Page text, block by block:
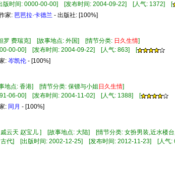
版时间: 0000-00-00] [发布时间: 2004-09-22] [人气: 1372] [
家: 芭芭拉·卡德兰 - 出版社: [100%]
罗 费瑞克] [故事地点: 外国] [情节分类: 日久生情]
00-00] [发布时间: 2004-09-22] [人气: 863] [
: 岑凯伦 - [100%]
地点: 香港] [情节分类: 保镖与小姐 日久生情]
06-00] [发布时间: 2004-11-02] [人气: 1388] [
: 同月 - [100%]
戚云天 赵宝儿 ] [故事地点: 大陆] [情节分类: 女扮男装,近水楼
古代] [出版时间: 2002-12-25] [发布时间: 2012-11-23] [人气